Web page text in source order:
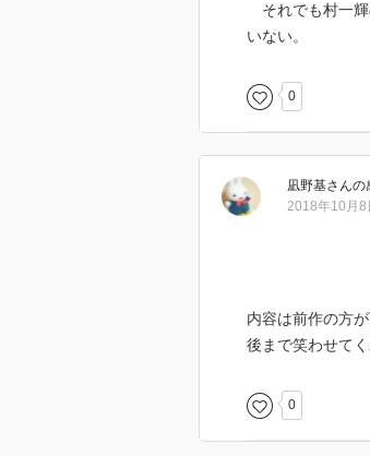
それでも村一輝
いない。
0
凪野基さんの
2018年10月8
内容は前作の方
後まで笑わせてく
0